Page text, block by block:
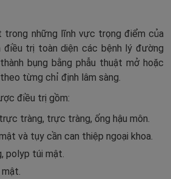
trong những lĩnh vực trọng điểm của
điều trị toàn diện các bệnh lý đường
bụng bằng phẫu thuật mở hoặc
từng chỉ định lâm sàng.
điều trị gồm:
tràng, trực tràng, ống hậu môn.
và tụy cần can thiệp ngoại khoa.
polyp túi mật.